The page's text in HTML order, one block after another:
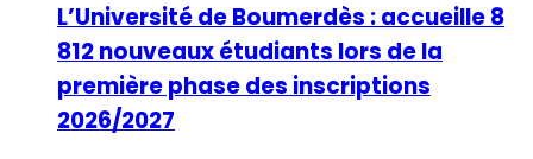
L’Université de Boumerdès : accueille 8
812 nouveaux étudiants lors de la
première phase des inscriptions
2026/2027